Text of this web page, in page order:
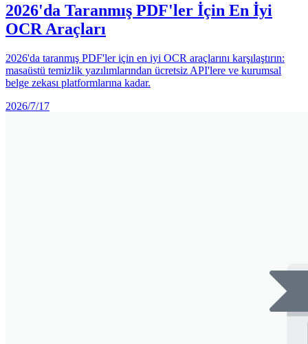
2026'da Taranmış PDF'ler İçin En İyi
OCR Araçları
2026'da taranmış PDF'ler için en iyi OCR araçlarını karşılaştırın:
masaüstü temizlik yazılımlarından ücretsiz API'lere ve kurumsal
belge zekası platformlarına kadar.
2026/7/17